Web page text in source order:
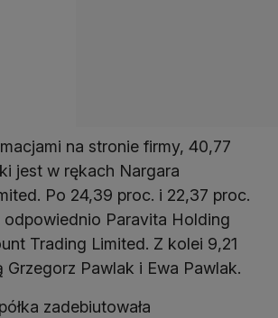
na stronie firmy, 40,77
jest w rękach Nargara
Po 24,39 proc. i 22,37 proc.
Paravita Holding
Trading Limited. Z kolei 9,21
Grzegorz Pawlak i Ewa Pawlak.
zadebiutowała